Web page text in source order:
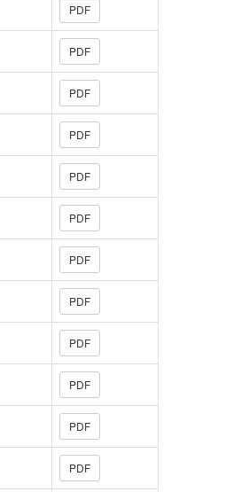
PDF
PDF
PDF
PDF
PDF
PDF
PDF
PDF
PDF
PDF
PDF
PDF